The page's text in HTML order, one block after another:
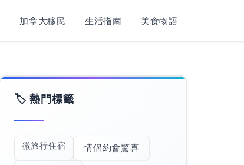
加拿大移民 生活指南 美食物語
🏷️ 熱門標籤
微旅行住宿 情侶約會驚喜